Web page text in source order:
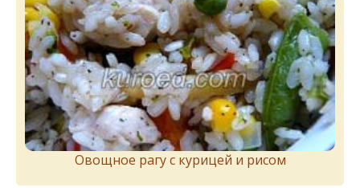
Овощное рагу с курицей и рисом